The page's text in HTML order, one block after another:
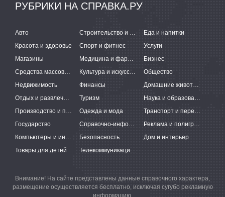
РУБРИКИ НА СПРАВКА.РУ
Авто Строительство и ремонт
Еда и напитки
Красота и здоровье
Спорт и фитнес
Услуги
Магазины
Медицина и фармацевтика
Бизнес
Средства массовой информации
Культура и искусство
Общество
Недвижимость
Финансы
Домашние животные
Отдых и развлечения
Туризм
Наука и образование
Производство и поставки
Одежда и мода
Транспорт и перевозки
Государство
Справочно-информационные системы
Реклама и полиграфия
Компьютеры и интернет
Безопасность
Дом и интерьер
Товары для детей
Телекоммуникации и связь
Внимание! На сайте представлены данные справочного характера,
размещение осуществляется бесплатно, исключая сугубо рекламную
информацию.